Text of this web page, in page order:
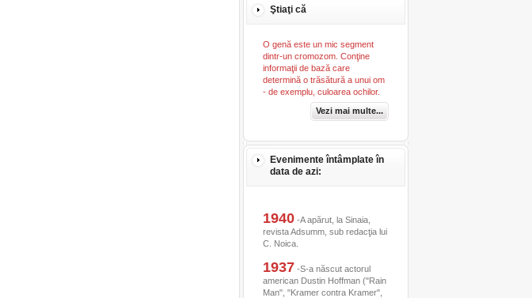
Ştiaţi că
O genă este un mic segment
dintr-un cromozom. Conţine
informaţii de bază care
determină o trăsătură a unui om
- de exemplu, culoarea ochilor.
Vezi mai multe...
Evenimente întâmplate în
data de azi:
1940-A apărut, la Sinaia,
revista Adsumm, sub redacţia lui
C. Noica.
1937 -S-a născut actorul
american Dustin Hoffman ("Rain
Man", "Kramer contra Kramer",